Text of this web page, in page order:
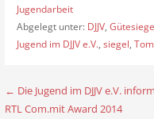
Jugendarbeit
Abgelegt unter: DJJV,
Jugend im DJJV e.V., siegel,
B
← Die Jugend im DJJV e.V.
RTL Com.mit Award 2014